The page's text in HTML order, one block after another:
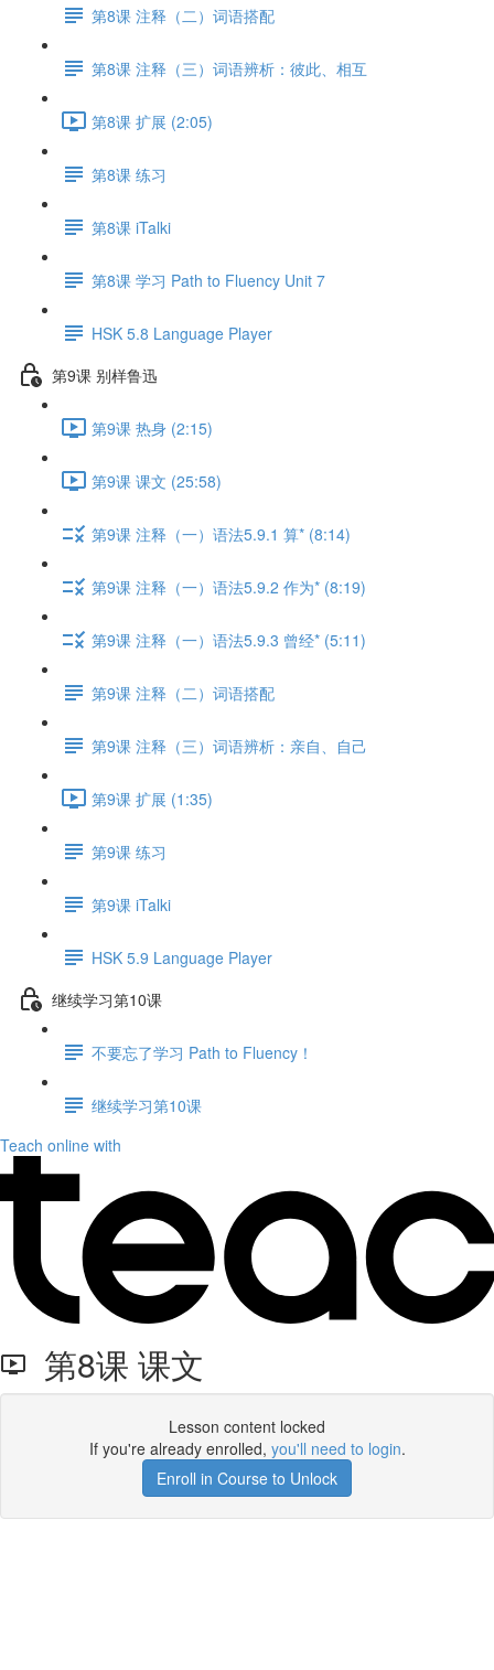
第8课 注释（二）词语搭配
第8课 注释（三）词语辨析：彼此、相互
第8课 扩展 (2:05)
第8课 练习
第8课 iTalki
第8课 学习 Path to Fluency Unit 7
HSK 5.8 Language Player
第9课 别样鲁迅
第9课 热身 (2:15)
第9课 课文 (25:58)
第9课 注释（一）语法5.9.1 算* (8:14)
第9课 注释（一）语法5.9.2 作为* (8:19)
第9课 注释（一）语法5.9.3 曾经* (5:11)
第9课 注释（二）词语搭配
第9课 注释（三）词语辨析：亲自、自己
第9课 扩展 (1:35)
第9课 练习
第9课 iTalki
HSK 5.9 Language Player
继续学习第10课
不要忘了学习 Path to Fluency！
继续学习第10课
Teach online with
第8课 课文
Lesson content locked
If you're already enrolled, you'll need to login.
Enroll in Course to Unlock